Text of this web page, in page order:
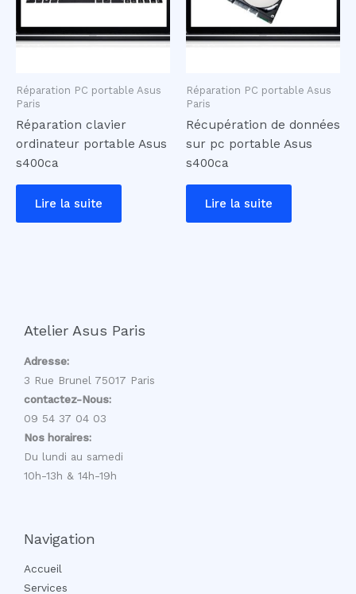
Réparation PC portable Asus
Paris
Réparation clavier
ordinateur portable Asus
s400ca
Lire la suite
Réparation PC portable Asus
Paris
Récupération de données
sur pc portable Asus
s400ca
Lire la suite
Atelier Asus Paris
Adresse:
3 Rue Brunel 75017 Paris
contactez-Nous:
09 54 37 04 03
Nos horaires:
Du lundi au samedi
10h-13h & 14h-19h
Navigation
Accueil
Services